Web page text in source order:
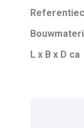
L x B x D ca